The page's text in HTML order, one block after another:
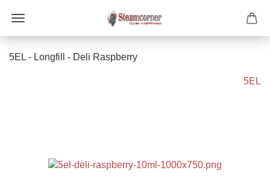
5EL - Longfill - Deli Raspberry
5EL